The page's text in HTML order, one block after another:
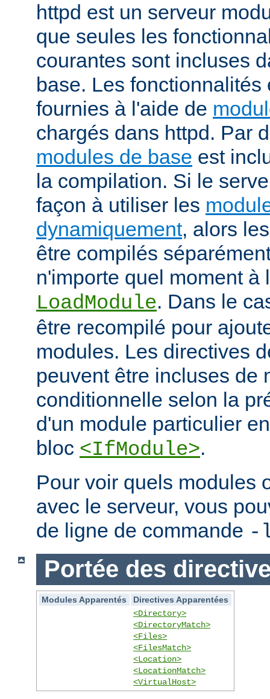
httpd est un serveur
que seules les
courantes sont incluses
base. Les fonctionnalités
fournies à l'aide de
chargés dans httpd. Par
modules de base est
la compilation. Si le
façon à utiliser les
dynamiquement, alors
être compilés
n'importe quel moment à
LoadModule. Dans le
être recompilé pour
modules. Les directives
peuvent être incluses de
conditionnelle selon la
d'un module particulier
bloc <IfModule>.
Pour voir quels modules
avec le serveur, vous
de ligne de commande -
Portée des
Modules Apparentés
Directives Apparentées
<Directory>
<DirectoryMatch>
<Files>
<FilesMatch>
<Location>
<LocationMatch>
<VirtualHost>